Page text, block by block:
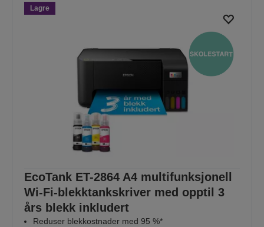
Lagre
EcoTank ET-2864 A4 multifunksjonell
Wi-Fi-blekktankskriver med opptil 3
års blekk inkludert
Reduser blekkostnader med 95 %*